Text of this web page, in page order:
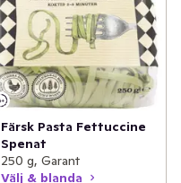
Färsk Pasta Fettuccine
Spenat
250 g, Garant
Välj & blanda